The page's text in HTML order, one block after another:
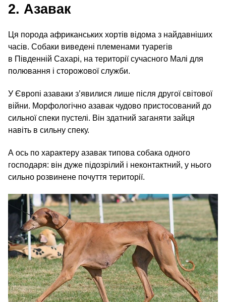
2. Азавак
Ця порода африканських хортів відома з найдавніших
часів. Собаки виведені племенами туарегів
в Південній Сахарі, на території сучасного Малі для
полювання і сторожової служби.
У Європі азаваки з’явилися лише після другої світової
війни. Морфологічно азавак чудово пристосований до
сильної спеки пустелі. Він здатний заганяти зайця
навіть в сильну спеку.
А ось по характеру азавак типова собака одного
господаря: він дуже підозрілий і неконтактний, у нього
сильно розвинене почуття території.